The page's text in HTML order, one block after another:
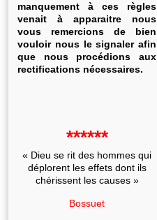
manquement à ces règles
venait à apparaitre nous
vous remercions de bien
vouloir nous le signaler afin
que nous procédions aux
rectifications nécessaires.
******
« Dieu se rit des hommes qui
déplorent les effets dont ils
chérissent les causes »
Bossuet